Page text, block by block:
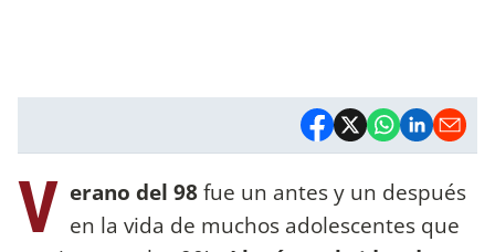
V erano del 98fue un antes y un después
en la vida de muchos adolescentes que